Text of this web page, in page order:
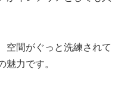
空間がぐっと洗練されて
魅力です。